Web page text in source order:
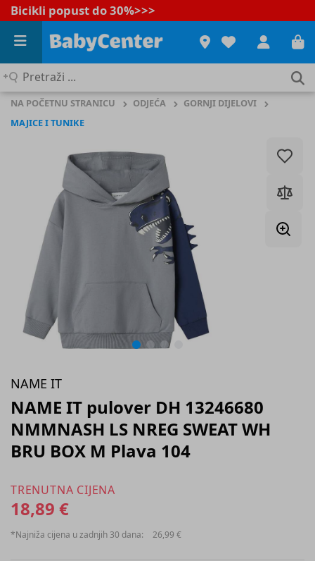
Bicikli popust do 30%>>>
Pretraži
NA POČETNU STRANICU ODJEĆA
GORNJI DIJELOVI
MAJICE I TUNIKE
NAME IT
NAME IT pulover DH 13246680
NMMNASH LS NREG SWEAT WH
BRU BOX M Plava 104
TRENUTNA CIJENA
18,89 €
*Najniža cijena u zadnjih 30 dana: 26,99 €